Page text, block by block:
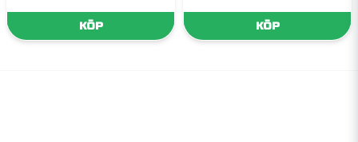
KÖP KÖP